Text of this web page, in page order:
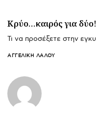
Κρύο…καιρός για δύο!
Τι να προσέξετε στην
ΑΓΓΕΛΙΚΉ ΛΆΛΟΥ